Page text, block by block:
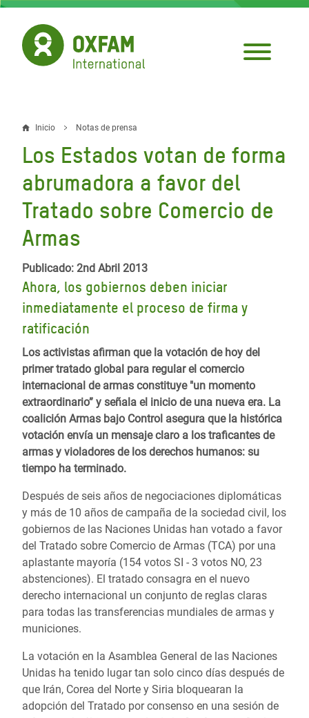
Pasar
contenido
principal
Sobrescribir
enlaces
de
ayuda
a
la
navegación
Inicio Notas de prensa
Los Estados votan de forma
abrumadora a favor del
Tratado sobre Comercio de
Armas
Publicado: 2nd Abril 2013
Ahora, los gobiernos deben iniciar
inmediatamente el proceso de firma y
ratificación
Los activistas afirman que la votación de hoy del
primer tratado global para regular el comercio
internacional de armas constituye "un momento
extraordinario” y señala el inicio de una nueva era. La
coalición Armas bajo Control asegura que la histórica
votación envía un mensaje claro a los traficantes de
armas y violadores de los derechos humanos: su
tiempo ha terminado.
Después de seis años de negociaciones diplomáticas
y más de 10 años de campaña de la sociedad civil, los
gobiernos de las Naciones Unidas han votado a favor
del Tratado sobre Comercio de Armas (TCA) por una
aplastante mayoría (154 votos SI - 3 votos NO, 23
abstenciones). El tratado consagra en el nuevo
derecho internacional un conjunto de reglas claras
para todas las transferencias mundiales de armas y
municiones.
La votación en la Asamblea General de las Naciones
Unidas ha tenido lugar tan solo cinco días después de
que Irán, Corea del Norte y Siria bloquearan la
adopción del Tratado por consenso en una sesión de